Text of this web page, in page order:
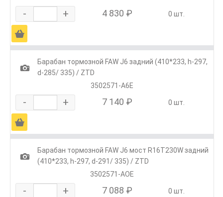
- + 4 830 ₽ 0 шт.
Ä
1
Барабан тормозной FAW J6 задний (410*233, h-297,
d-285/ 335) / ZTD
3502571-A6E
- + 7 140 ₽ 0 шт.
Ä
1
Барабан тормозной FAW J6 мост R16T230W задний
(410*233, h-297, d-291/ 335) / ZTD
3502571-AOE
- + 7 088 ₽ 0 шт.